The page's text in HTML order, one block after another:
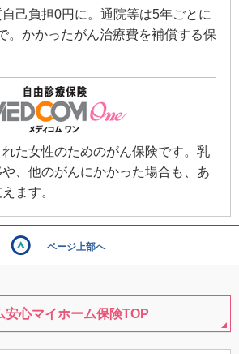
己負担0円に。通院等は5年ごとに
。かかったがん治療費を補償する保
た女性のためのがん保険です。乳
、他のがんにかかった場合も、あ
ます。
ページ上部へ
安心マイホーム保険TOP